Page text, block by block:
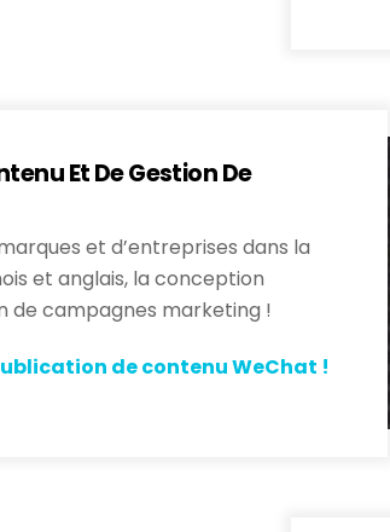
Et De Gestion De
et d’entreprises dans la
et anglais, la conception
de campagnes marketing !
de contenu WeChat !